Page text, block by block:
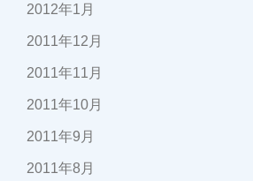
2012年1月
2011年12月
2011年11月
2011年10月
2011年9月
2011年8月